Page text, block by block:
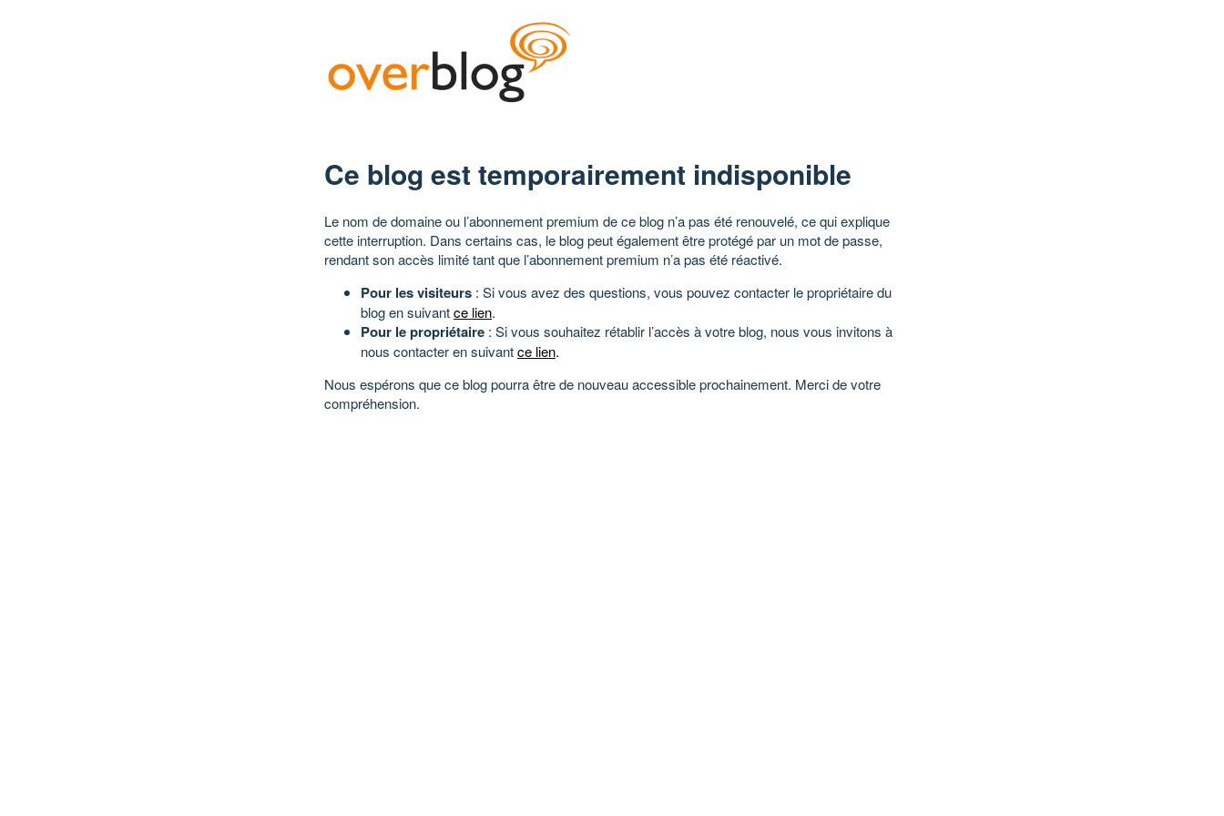
Ce blog est temporairement indisponible
Le nom de domaine ou l’abonnement premium de ce blog n’a pas été renouvelé, ce qui explique
cette interruption. Dans certains cas, le blog peut également être protégé par un mot de passe,
rendant son accès limité tant que l’abonnement premium n’a pas été réactivé.
Pour les visiteurs : Si vous avez des questions, vous pouvez contacter le propriétaire du
blog en suivantce lien.
Pour le propriétaire : Si vous souhaitez rétablir l’accès à votre blog, nous vous invitons à
nous contacter en suivantce lien.
Nous espérons que ce blog pourra être de nouveau accessible prochainement. Merci de votre
compréhension.